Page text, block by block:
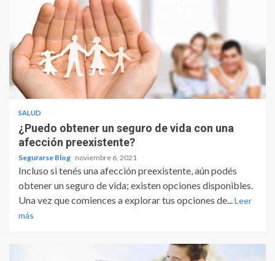
SALUD
¿Puedo obtener un seguro de vida con una
afección preexistente?
Segurarse Blog noviembre 6, 2021
Incluso si tenés una afección preexistente, aún podés
obtener un seguro de vida; existen opciones disponibles.
Una vez que comiences a explorar tus opciones de...Leer
más